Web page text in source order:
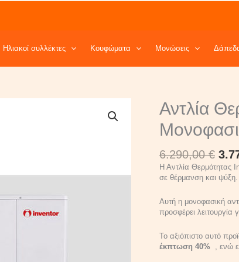
Ηλιακοί συλλέκτες Κουφώματα Μονώσεις
Αντλία
6.290,00€
Η Αντλία Θερμότητας
σε θέρμανση και ψύξη.
Αυτή η μονοφασική
προσφέρει λειτουργία
Το αξιόπιστο αυτό
έκπτωση 40% , ενώ
Αντλία
Θερμότητας
Inventor
Matrix
Μονοφασική
65°C
Monoblock